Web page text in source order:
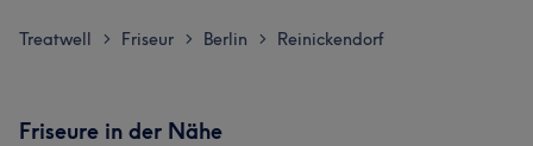
Treatwell > Friseur > Berlin > Reinickendorf
Friseure in der Nähe